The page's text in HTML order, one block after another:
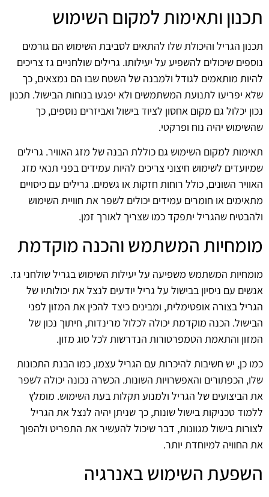
תכנון ותאימות למקום השימוש
תכנון הגריל והיכולת שלו להתאים לסביבת השימוש הם גורמים
נוספים שיכולים להשפיע על יעילותו. גרילים שולחניים גז צריכים
להיות מותאמים לגודל ולמבנה של השטח שבו הם נמצאים, כך
שלא יפריעו לתנועת המשתמשים ולא יפגעו בנוחות הבישול. תכנון
נכון יכלול גם מקום אחסון לציוד בישול ואביזרים נוספים, כך
שהשימוש יהיה נוח ופרקטי.
תאימות למקום השימוש גם כוללת הבנה של מזג האוויר. גרילים
שמיועדים לשימוש חיצוני צריכים להיות עמידים בפני תנאי מזג
האוויר השונים, כולל רוחות חזקות או גשמים. גרילים עם כיסויים
מתאימים או חומרים עמידים יכולים לשפר את חוויית השימוש
ולהבטיח שהגריל יתפקד כמו שצריך לאורך זמן.
מומחיות המשתמש והכנה מוקדמת
מומחיות המשתמש משפיעה על יעילות השימוש בגריל שולחני גז.
אנשים עם ניסיון בבישול על גריל יודעים לנצל את יכולותיו של
הגריל בצורה אופטימלית, ומבינים כיצד להכין את המזון לפני
הבישול. הכנה מוקדמת יכולה לכלול מרינדות, חיתוך נכון של
המזון והתאמת הטמפרטורות הנדרשות לכל סוג מזון.
כמו כן, יש חשיבות להיכרות עם הגריל עצמו, כמו הבנת התכונות
שלו, הכפתורים והאפשרויות השונות. הכשרה נכונה יכולה לשפר
את הביצועים של הגריל ולמנוע תקלות בעת השימוש. מומלץ
ללמוד טכניקות בישול שונות, כך שניתן יהיה לנצל את הגריל
לצורות בישול מגוונות, דבר שיכול להעשיר את התפריט ולהפוך
את החוויה למיוחדת יותר.
השפעת השימוש באנרגיה